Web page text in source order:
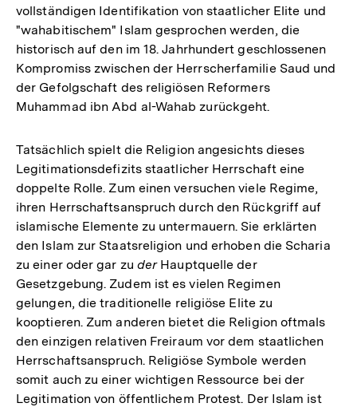
vollständigen Identifikation von staatlicher Elite und
"wahabitischem" Islam gesprochen werden, die
historisch auf den im 18. Jahrhundert geschlossenen
Kompromiss zwischen der Herrscherfamilie Saud und
der Gefolgschaft des religiösen Reformers
Muhammad ibn Abd al-Wahab zurückgeht.
Tatsächlich spielt die Religion angesichts dieses
Legitimationsdefizits staatlicher Herrschaft eine
doppelte Rolle. Zum einen versuchen viele Regime,
ihren Herrschaftsanspruch durch den Rückgriff auf
islamische Elemente zu untermauern. Sie erklärten
den Islam zur Staatsreligion und erhoben die Scharia
zu einer oder gar zu derHauptquelle der
Gesetzgebung. Zudem ist es vielen Regimen
gelungen, die traditionelle religiöse Elite zu
kooptieren. Zum anderen bietet die Religion oftmals
den einzigen relativen Freiraum vor dem staatlichen
Herrschaftsanspruch. Religiöse Symbole werden
somit auch zu einer wichtigen Ressource bei der
Legitimation von öffentlichem Protest. Der Islam ist